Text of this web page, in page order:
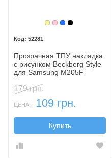
Золотой
Розовый
Синий
Черный
52281
Прозрачная ТПУ накладка
с рисунком Beckberg Style
для Samsung M205F
179 грн.
ЦЕНА: 109 грн.
Купить